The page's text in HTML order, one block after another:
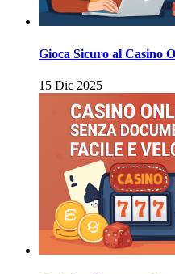
Gioca Sicuro al Casino
15 Dic 2025